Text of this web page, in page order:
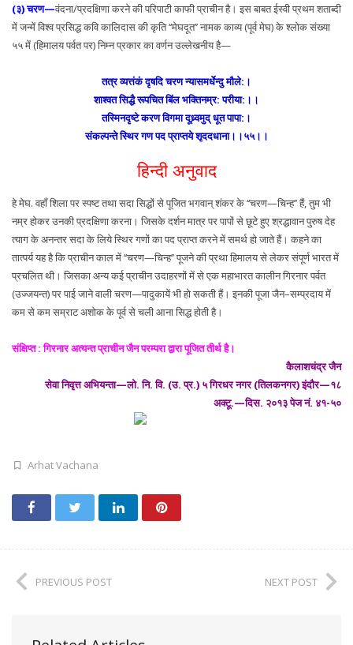
(३) चरण—वंदना/प्रदक्षिणा करने की परिपाटी काफी प्राचीन है। इस बाबत ईस्वी प्रथम शताब्दी
में जन्में विश्व प्रसिद्ध कवि कालिदास की कृति ‘‘मेघदूत’’ नामक काव्य (पूर्व मेघ) के श्लोक संख्या
५५ में (हिमालय पर्वत पर) निम्न प्रकार का वर्णन उल्लेखनीय है—
तत्र व्यत्तंकं दृषदि चरण न्यासमर्धेन्दु मौले:।
शाश्वत सिद्धै रूपचित बिंल भक्तिनम्र: परीया:।।
तस्मिनदृष्टे करण विगमा दूध्र्वमुद् धूत पापा:।
संकल्पन्ते स्थिर गण पद प्राप्तये शृददधाना।।५५।।
हिन्दी अनुवाद
हे मेघ. वहाँ शिला पर स्पष्ट तथा सदा सिद्धों से पूजित भगवान् शंकर के ‘‘चरण—चिन्ह’’ हैं, तुम भी
नम्र होकर उनकी प्रदक्षिणा करना। जिसके दर्शन मात्र पर पापों से छूटे हुए श्रद्धावान पुरुष देह
त्याग के अनन्तर सदा के लिये स्थिर गणों का पद प्राप्त करने में समर्थ हो जाते हैं। कहने का
तात्पर्य यह है कि प्राचीन काल में ‘‘चरण—चिन्ह’’ पूजने की प्रथा हिमालय से लेकर संपूर्ण भारत में
प्रचलित थी। जिसका अन्य कई प्राचीन उदाहरणों में से एक महाभारत कालीन गिरनार पर्वत
(उज्जयन्त) पर पाई जाने वाली चरण—पादुकायें भी हो सकती हैं। इनकी पूजा जैन–सम्प्रदाय में
कम से कम सम्राट अशोक के पूर्व से चली आना सिद्ध होती है।
संक्षिप्त : गिरनार अत्यन्त प्राचीन जैन परम्परा द्वारा पूजित तीर्थ है।
कैलाशचंद्र जैन
सेवा निवृत्त अभियन्ता—लो. नि. वि. (उ. प्र.) ५ गिरधर नगर (तिलकनगर) इंदौर—१८
अक्टू.—दिस. २०१३ पेज नं. ४१-५०
Arhat Vachana
PREVIOUS POST NEXT POST